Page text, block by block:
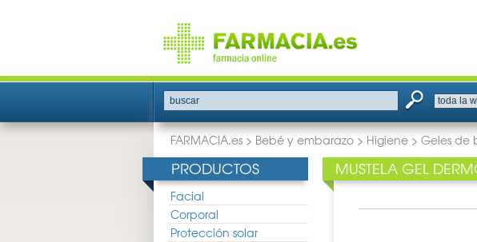
buscar
FARMACIA.es > Bebé y embarazo > Higiene > Geles de
PRODUCTOS
Facial
Corporal
Protección solar
MUSTELA GEL